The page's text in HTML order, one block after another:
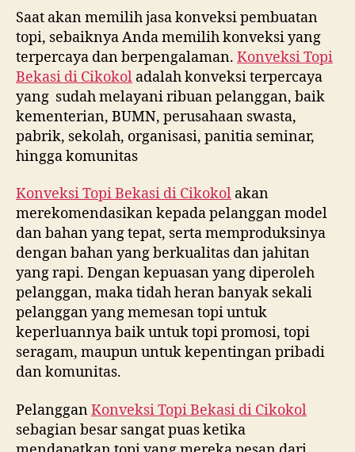
0815
995
6854
Saat akan memilih jasa konveksi pembuatan
topi, sebaiknya Anda memilih konveksi yang
terpercaya dan berpengalaman. Konveksi Topi
Bekasi di Cikokol adalah konveksi terpercaya
yang sudah melayani ribuan pelanggan, baik
kementerian, BUMN, perusahaan swasta,
pabrik, sekolah, organisasi, panitia seminar,
hingga komunitas
Konveksi Topi Bekasi di Cikokol akan
merekomendasikan kepada pelanggan model
dan bahan yang tepat, serta memproduksinya
dengan bahan yang berkualitas dan jahitan
yang rapi. Dengan kepuasan yang diperoleh
pelanggan, maka tidah heran banyak sekali
pelanggan yang memesan topi untuk
keperluannya baik untuk topi promosi, topi
seragam, maupun untuk kepentingan pribadi
dan komunitas.
PelangganKonveksi Topi Bekasi di Cikokol
sebagian besar sangat puas ketika